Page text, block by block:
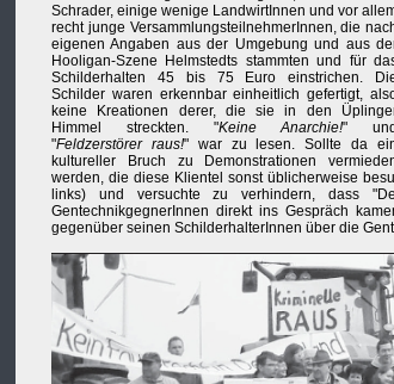
Schrader, einige wenige LandwirtInnen und vor
recht junge VersammlungsteilnehmerInnen, die
eigenen Angaben aus der Umgebung und aus
Hooligan-Szene Helmstedts stammten und für
Schilderhalten 45 bis 75 Euro einstrichen.
Schilder waren erkennbar einheitlich gefertigt,
keine Kreationen derer, die sie in den
Himmel streckten. "Keine Anarchie!" und
"Feldzerstörer raus!" war zu lesen. Sollte da
kultureller Bruch zu Demonstrationen
werden, die diese Klientel sonst üblicherweise
links) und versuchte zu verhindern, dass
GentechnikgegnerInnen direkt ins Gespräch
gegenüber seinen SchilderhalterInnen über die